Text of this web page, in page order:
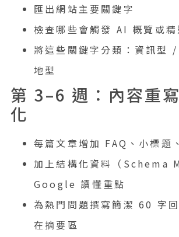
匯出網站主要關鍵字
檢查哪些會觸發 AI 概覽或精
將這些關鍵字分類：資訊型
地型
第 3–6 週：內容重
化
每篇文章增加 FAQ、小標題
加上結構化資料（Schema
Google 讀懂重點
為熱門問題撰寫簡潔 60 字
在摘要區